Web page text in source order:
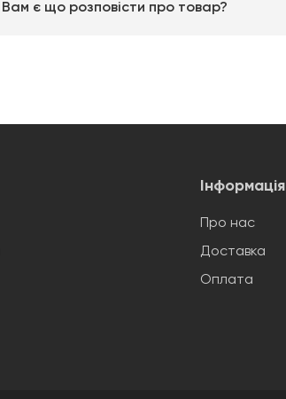
Вам є що розповісти про товар?
Інформація
Про нас
Доставка
Оплата